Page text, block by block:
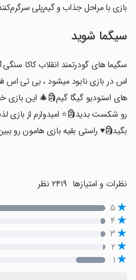
بازی با مراحل جذاب و گیم‌پلی
سیگما شوید
اس در بازی نابود میشود ، بی تی اس
های استودیو گیگا گیم🗿🎄 این
رو شکست بدید🗿⭐ امیدوارم از بازی
بگید🗿♥️ راستی بقیه بازی هامون
نظرات و امتیازها
۵
۴
۳
۲
۱